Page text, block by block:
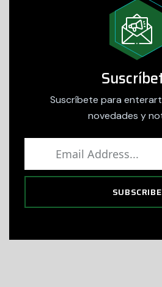
Suscríbete para
novedades y
SUBSCRIBE